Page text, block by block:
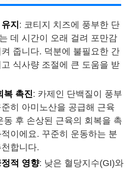
지 : 코티지 치즈에 풍부한 단
데 시간이 오래 걸려 포만감
줍니다. 덕분에 불필요한 간
식사량 조절에 큰 도움을 받
복 촉진: 카제인 단백질이 풍부
히 아미노산을 공급해 근육
동 후 손상된 근육의 회복을 촉
이에요. 꾸준히 운동하는 분
합니다.
적 영향: 낮은 혈당지수(GI)와